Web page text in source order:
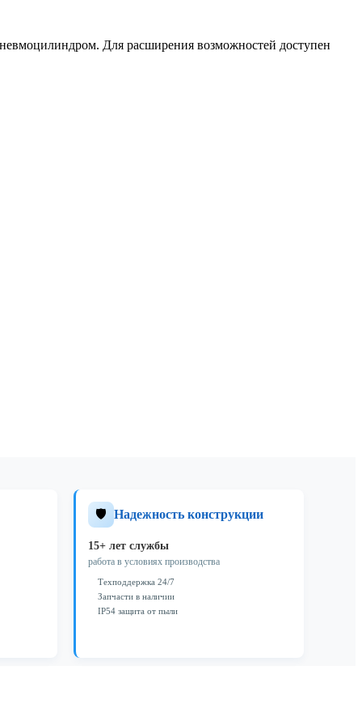
Для расширения возможностей доступен
🛡️ Надежность конструкции
15+ лет службы
работа в условиях производства
Техподдержка 24/7
Запчасти в наличии
IP54 защита от пыли